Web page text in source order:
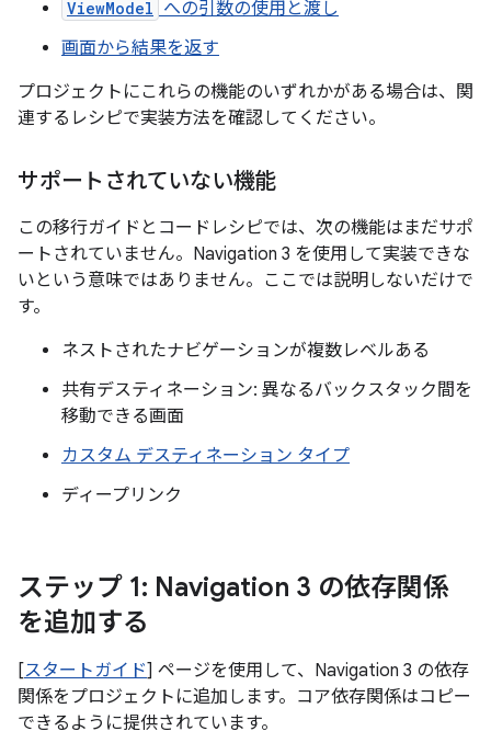
ViewModel への引数の使用と渡し
画面から結果を返す
プロジェクトにこれらの機能のいずれかがある場合は、関
連するレシピで実装方法を確認してください。
サポートされていない機能
この移行ガイドとコードレシピでは、次の機能はまだサポ
ートされていません。Navigation 3 を使用して実装できな
いという意味ではありません。ここでは説明しないだけで
す。
ネストされたナビゲーションが複数レベルある
共有デスティネーション: 異なるバックスタック間を
移動できる画面
カスタム デスティネーション タイプ
ディープリンク
ステップ 1: Navigation 3 の依存関係
を追加する
[スタートガイド] ページを使用して、Navigation 3 の依存
関係をプロジェクトに追加します。コア依存関係はコピー
できるように提供されています。